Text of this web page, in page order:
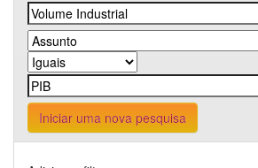
Iniciar uma nova pesquisa